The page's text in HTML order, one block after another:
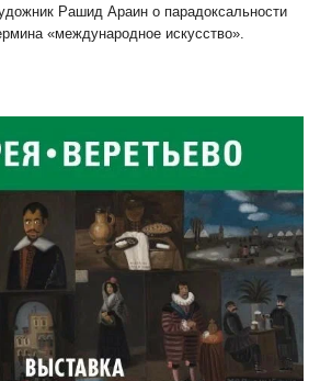
Рашид Араин о парадоксальности
«международное искусство».